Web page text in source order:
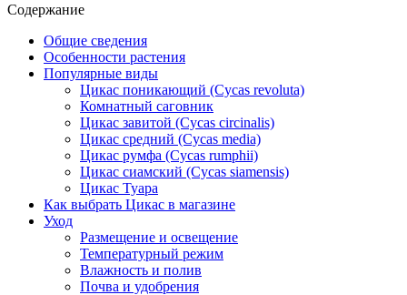
Содержание
Общие сведения
Особенности растения
Популярные виды
Цикас поникающий (Cycas revoluta)
Комнатный саговник
Цикас завитой (Cycas circinalis)
Цикас средний (Cycas media)
Цикас румфа (Cycas rumphii)
Цикас сиамский (Cycas siamensis)
Цикас Туара
Как выбрать Цикас в магазине
Уход
Размещение и освещение
Температурный режим
Влажность и полив
Почва и удобрения